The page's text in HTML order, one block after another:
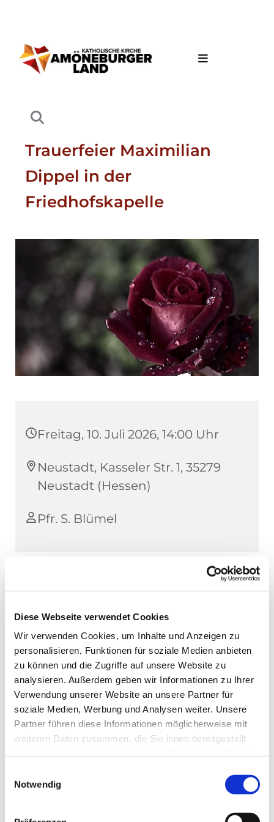
Diese Webseite verwendet Cookies
Wir verwenden Cookies, um Inhalte und Anzeigen zu
personalisieren, Funktionen für soziale Medien anbieten
zu können und die Zugriffe auf unsere Website zu
analysieren. Außerdem geben wir Informationen zu Ihrer
Verwendung unserer Website an unsere Partner für
soziale Medien, Werbung und Analysen weiter. Unsere
Partner führen diese Informationen möglicherweise mit
weiteren Daten zusammen, die Sie ihnen bereitgestellt
Notwendig
Trauerfeier Maximilian
Dippel in der
Friedhofskapelle
Freitag, 10. Juli 2026, 14:00 Uhr
Neustadt, Kasseler Str. 1, 35279
Neustadt (Hessen)
Pfr. S. Blümel